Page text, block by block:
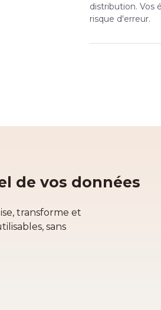
distribution. Vos
risque d'erreur.
de vos données
transforme et
sans